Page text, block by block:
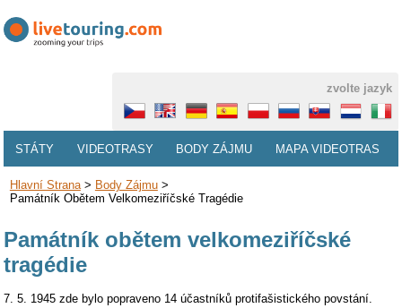
zvolte jazyk
STÁTY VIDEOTRASY BODY ZÁJMU MAPA VIDEOTRAS
Hlavní Strana> Body Zájmu>
Památník Obětem Velkomeziříčské Tragédie
Památník obětem velkomeziříčské
tragédie
7. 5. 1945 zde bylo popraveno 14 účastníků protifašistického povstání.